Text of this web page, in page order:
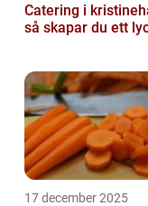
Catering i
så skapar du ett
17 december 2025